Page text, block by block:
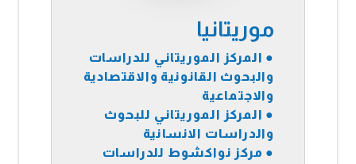
موريتانيا
● المركز الموريتاني للدراسات
والبحوث القانونية والاقتصادية
والاجتماعية
● المركز الموريتاني للبحوث
والدراسات الانسانية
● مركز نواكشوط للدراسات